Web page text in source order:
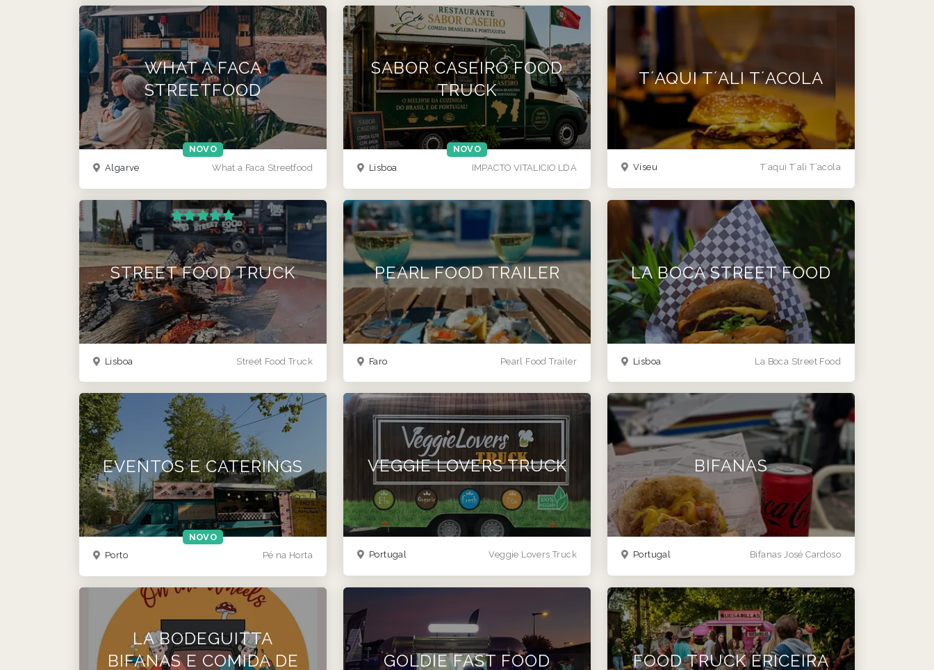
NOVO
WHAT A FACA
STREETFOOD
What a Faca Streetfood
Algarve
NOVO
SABOR CASEIRO FOOD
TRUCK
IMPACTO VITALICIO LDA
Lisboa
T´AQUI T´ALI T´ACOLA
T´aqui T´ali T´acola
Viseu
STREET FOOD TRUCK
Street Food Truck
Lisboa
PEARL FOOD TRAILER
Pearl Food Trailer
Faro
LA BOCA STREET FOOD
La Boca Street Food
Lisboa
NOVO
EVENTOS E CATERINGS
Pé na Horta
Porto
VEGGIE LOVERS TRUCK
Veggie Lovers Truck
Portugal
BIFANAS
Bifanas José Cardoso
Portugal
LA BODEGUITTA
BIFANAS E COMIDA DE
GOLDIE FAST FOOD FOOD TRUCK ERICEIRA